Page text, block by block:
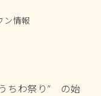
ン情報
ちわ祭り” の始